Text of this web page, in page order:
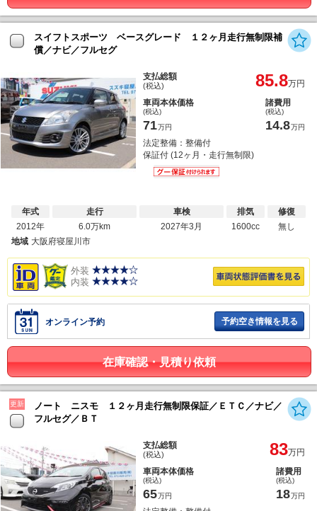
スイフトスポーツ ベースグレード １２ヶ月走行無制限補
償／ナビ／フルセグ
支払総額
(税込) 85.8万円
車両本体価格
(税込)
71万円
諸費用
(税込)
14.8万円
法定整備：整備付
保証付 (12ヶ月・走行無制限)
年式
2012年
走行
6.0万km
車検
2027年3月
排気
1600cc
修復
無し
地域 大阪府寝屋川市
外装
内装
オンライン予約 予約空き情報を見る
在庫確認・見積り依頼
更新
ノート ニスモ １２ヶ月走行無制限保証／ＥＴＣ／ナビ／
フルセグ／ＢＴ
支払総額
(税込) 83万円
車両本体価格
(税込)
65万円
諸費用
(税込)
18万円